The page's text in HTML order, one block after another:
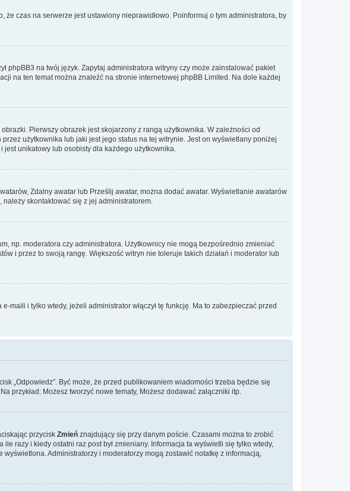
czas na serwerze jest ustawiony nieprawidłowo. Poinformuj o tym administratora, by
phpBB3 na twój język. Zapytaj administratora witryny czy może zainstalować pakiet
na ten temat można znaleźć na stronie internetowej phpBB Limited. Na dole każdej
Pierwszy obrazek jest skojarzony z rangą użytkownika. W zależności od
użytkownika lub jaki jest jego status na tej witrynie. Jest on wyświetlany poniżej
unikatowy lub osobisty dla każdego użytkownika.
Zdalny awatar lub Prześlij awatar, można dodać awatar. Wyświetlanie awatarów
skontaktować się z jej administratorem.
np. moderatora czy administratora. Użytkownicy nie mogą bezpośrednio zmieniać
i przez to swoją rangę. Większość witryn nie toleruje takich działań i moderator lub
maili i tylko wtedy, jeżeli administrator włączył tę funkcję. Ma to zabezpieczać przed
„Odpowiedz”. Być może, że przed publikowaniem wiadomości trzeba będzie się
przykład: Możesz tworzyć nowe tematy, Możesz dodawać załączniki itp.
przycisk Zmień znajdujący się przy danym poście. Czasami można to zrobić
razy i kiedy ostatni raz post był zmieniany. Informacja ta wyświetli się tylko wtedy,
Administratorzy i moderatorzy mogą zostawić notatkę z informacją,